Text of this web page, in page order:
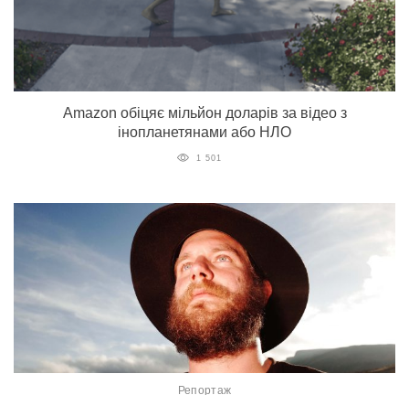
Amazon обіцяє мільйон доларів за відео з
інопланетянами або НЛО
1 501
Репортаж